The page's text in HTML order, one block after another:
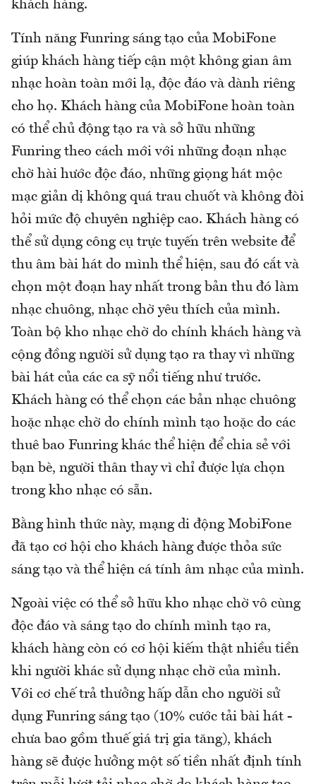
khách hàng.
Tính năng Funring sáng tạo của MobiFone
giúp khách hàng tiếp cận một không gian âm
nhạc hoàn toàn mới lạ, độc đáo và dành riêng
cho họ. Khách hàng của MobiFone hoàn toàn
có thể chủ động tạo ra và sở hữu những
Funring theo cách mới với những đoạn nhạc
chờ hài hước độc đáo, những giọng hát mộc
mạc giản dị không quá trau chuốt và không đòi
hỏi mức độ chuyên nghiệp cao. Khách hàng có
thể sử dụng công cụ trực tuyến trên website để
thu âm bài hát do mình thể hiện, sau đó cắt và
chọn một đoạn hay nhất trong bản thu đó làm
nhạc chuông, nhạc chờ yêu thích của mình.
Toàn bộ kho nhạc chờ do chính khách hàng và
cộng đồng người sử dụng tạo ra thay vì những
bài hát của các ca sỹ nổi tiếng như trước.
Khách hàng có thể chọn các bản nhạc chuông
hoặc nhạc chờ do chính mình tạo hoặc do các
thuê bao Funring khác thể hiện để chia sẻ với
bạn bè, người thân thay vì chỉ được lựa chọn
trong kho nhạc có sẵn.
Bằng hình thức này, mạng di động MobiFone
đã tạo cơ hội cho khách hàng được thỏa sức
sáng tạo và thể hiện cá tính âm nhạc của mình.
Ngoài việc có thể sở hữu kho nhạc chờ vô cùng
độc đáo và sáng tạo do chính mình tạo ra,
khách hàng còn có cơ hội kiếm thật nhiều tiền
khi người khác sử dụng nhạc chờ của mình.
Với cơ chế trả thưởng hấp dẫn cho người sử
dụng Funring sáng tạo (10% cước tải bài hát -
chưa bao gồm thuế giá trị gia tăng), khách
hàng sẽ được hưởng một số tiền nhất định tính